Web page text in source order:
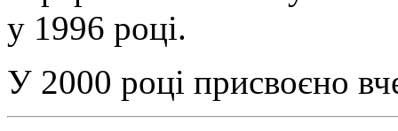
у 1996 році.
У 2000 році присвоєно